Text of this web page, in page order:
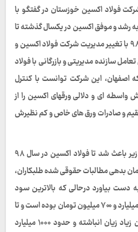
فولاد اکسین خوزستان در گفتگو با
رشد و موفق اکسین در یکسال گذشته تا
کنون را تشریح کرد، وی گفت، در سال ۹۸ با تغییر مدیریت شرکت فولاد اکسین و
سازنده مدیریتی و بازرگانی با فولاد
اصفهان، این شرکت توانست با کنترل
ای و دلالی ورقهای اکسین را از
و صادرات ورق های خاص و کم نظیرش
مهندس خورشید افزود، اهم اقدامات زیر باعث شد تا فولاد اکسین در سال ۹۸
بیش از ۴۰۰ میلیارد تومان بدهی مطالبات حقوقی شده طلبکاران،
دست بیاورد درحالی که بالاترین سود
شرکت فولاد اکسین در سال ۹۲ فقط ۶ میلیارد و ۷۰۰ میلیون تومان بوده است و تا
سال ۱۳۹۷ بیش از ۱۶۴ میلیارد تومان زیاد زیان انباشته و حدود ۱۰۰۰ میلیارد